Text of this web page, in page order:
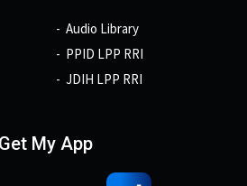
Audio Library
PPID LPP RRI
JDIH LPP RRI
Get My App